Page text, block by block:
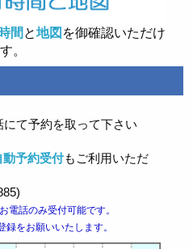
間 と地図 を御確認いただけ
。
て予約を取って下さい
動予約受付もご利用いただ
電話のみ受付可能です。
をお願いいたします。